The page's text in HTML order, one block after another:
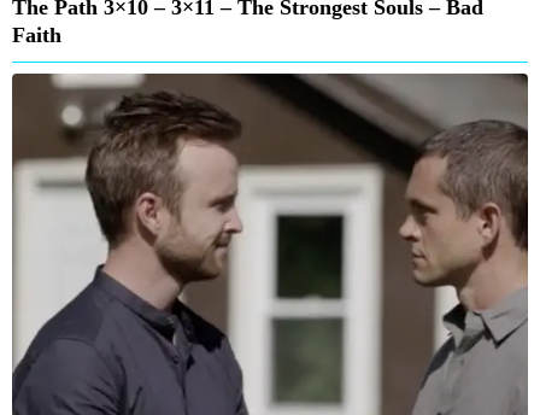
The Path 3×10 – 3×11 – The Strongest Souls – Bad
Faith